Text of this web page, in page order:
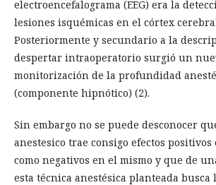
electroencefalograma (EEG) era la
lesiones isquémicas en el córtex
Posteriormente y secundario a la
despertar intraoperatorio surgió un
monitorización de la profundidad
(componente hipnótico) (2).
Sin embargo no se puede desconocer
anestesico trae consigo efectos
como negativos en el mismo y que de
esta técnica anestésica planteada